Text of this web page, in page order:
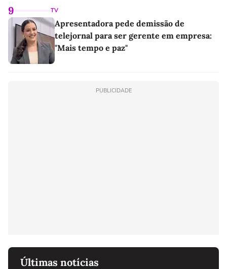
9 TV
Apresentadora pede demissão de
telejornal para ser gerente em empresa:
"Mais tempo e paz"
PUBLICIDADE
Últimas notícias